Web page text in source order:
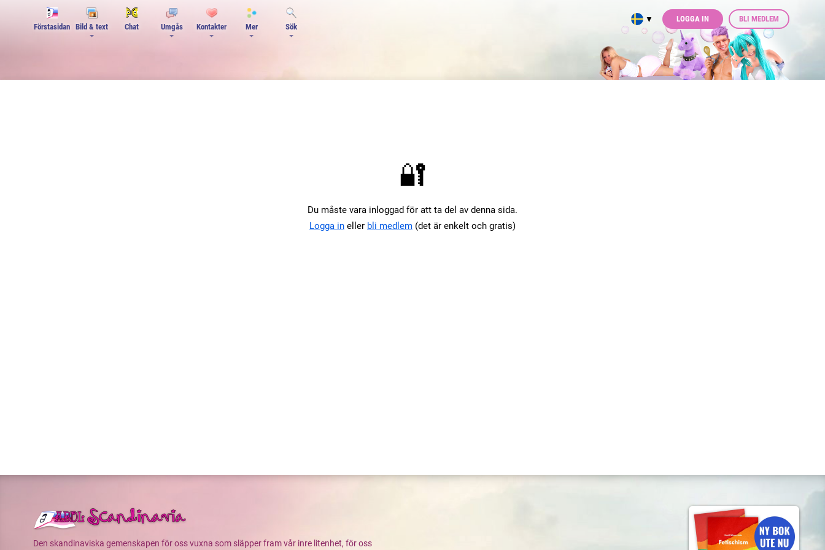
▼ LOGGA IN
BLI MEDLEM
Förstasidan Bild & text Chat Umgås Kontakter Mer Sök
🔐
Du måste vara inloggad för att ta del av denna sida.
Logga in eller bli medlem (det är enkelt och gratis)
Den skandinaviska gemenskapen för oss vuxna som släpper fram vår inre litenhet, för oss